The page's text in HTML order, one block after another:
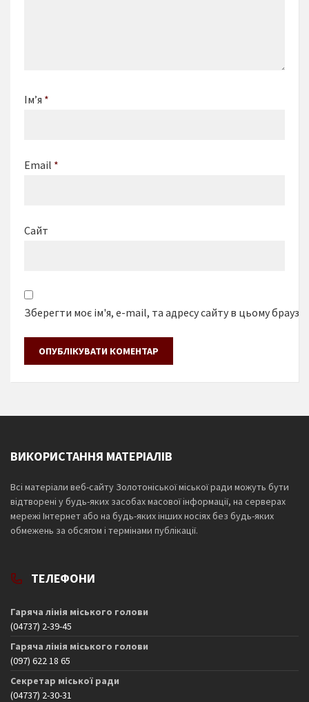
Ім’я *
Email *
Сайт
Зберегти моє ім'я, e-mail, та адресу сайту в цьому
ВИКОРИСТАННЯ МАТЕРІАЛІВ
Всі матеріали веб-сайту Золотоніської міської ради можуть бути
відтворені у будь-яких засобах масової інформації, на серверах
мережі Інтернет або на будь-яких інших носіях без будь-яких
обмежень за обсягом і термінами публікації.
ТЕЛЕФОНИ
Гаряча лінія міського голови
(04737) 2-39-45
Гаряча лінія міського голови
(097) 622 18 65
Секретар міської ради
(04737) 2-30-31